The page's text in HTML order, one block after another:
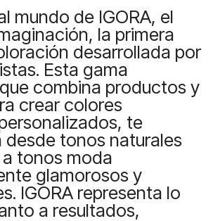
mundo de IGORA, el
la primera
desarrollada por
Esta gama
combina productos y
crear colores
te
desde tonos naturales
tonos moda
glamorosos y
IGORA representa lo
a resultados,